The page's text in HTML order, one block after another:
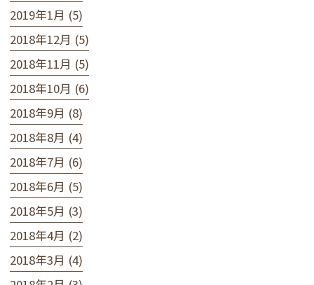
2019年1月 (5)
2018年12月 (5)
2018年11月 (5)
2018年10月 (6)
2018年9月 (8)
2018年8月 (4)
2018年7月 (6)
2018年6月 (5)
2018年5月 (3)
2018年4月 (2)
2018年3月 (4)